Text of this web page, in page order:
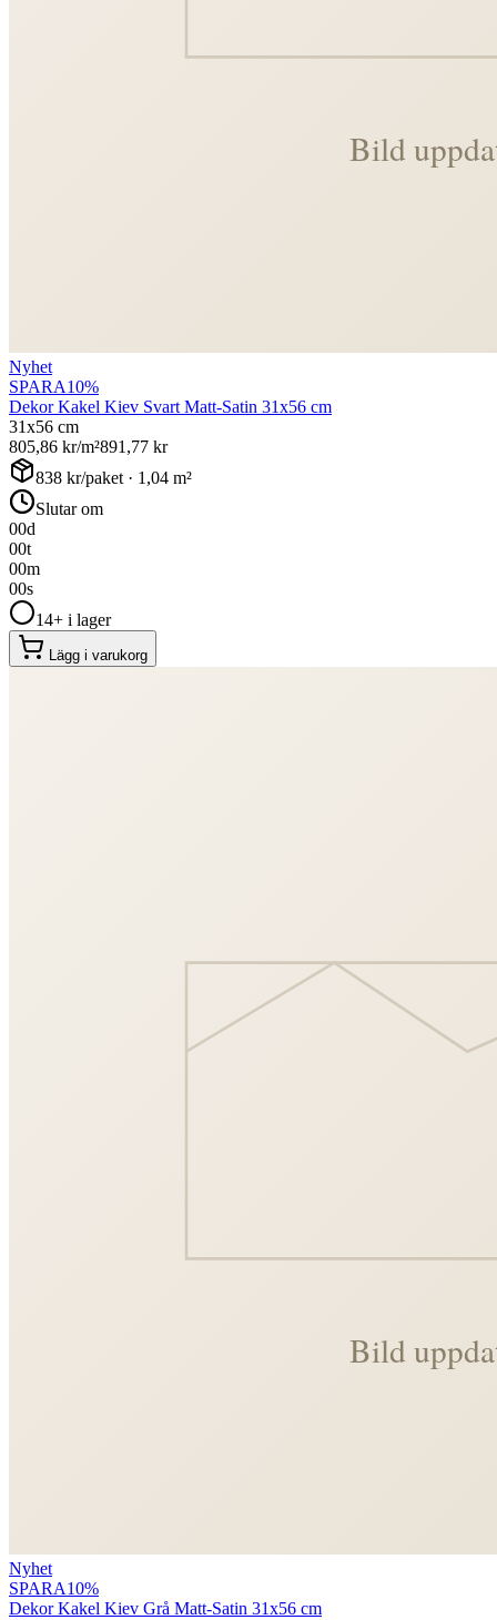
Nyhet
SPARA10%
Dekor Kakel Kiev Svart Matt-Satin 31x56 cm
31x56 cm
805,86 kr/m²891,77 kr
838 kr/paket · 1,04 m²
Slutar om
00d
00t
00m
00s
14+ i lager
Lägg i varukorg
Nyhet
SPARA10%
Dekor Kakel Kiev Grå Matt-Satin 31x56 cm